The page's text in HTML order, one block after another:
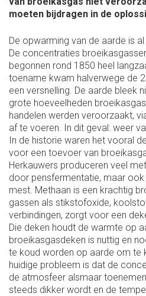
moeten bijdragen in de
De opwarming van de aarde is
De concentraties
begonnen rond 1850 heel
toename kwam halverwege de
een versnelling. De aarde bleek
grote hoeveelheden
handelen werden veroorzaakt,
af te voeren. In dit geval: weer
In de historie waren het vooral
voor een toevoer van
Herkauwers produceren veel
door pensfermentatie, maar
mest. Methaan is een krachtig
gassen als stikstofoxide,
verbindingen, zorgt voor een
Die deken houdt de warmte op
broeikasgasdeken is nuttig en
te koud worden op aarde om te
huidige probleem is dat de
de atmosfeer alsmaar
steeds dikker wordt en de